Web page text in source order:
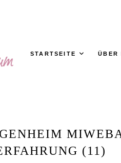
STARTSEITE ÜBER
(11)